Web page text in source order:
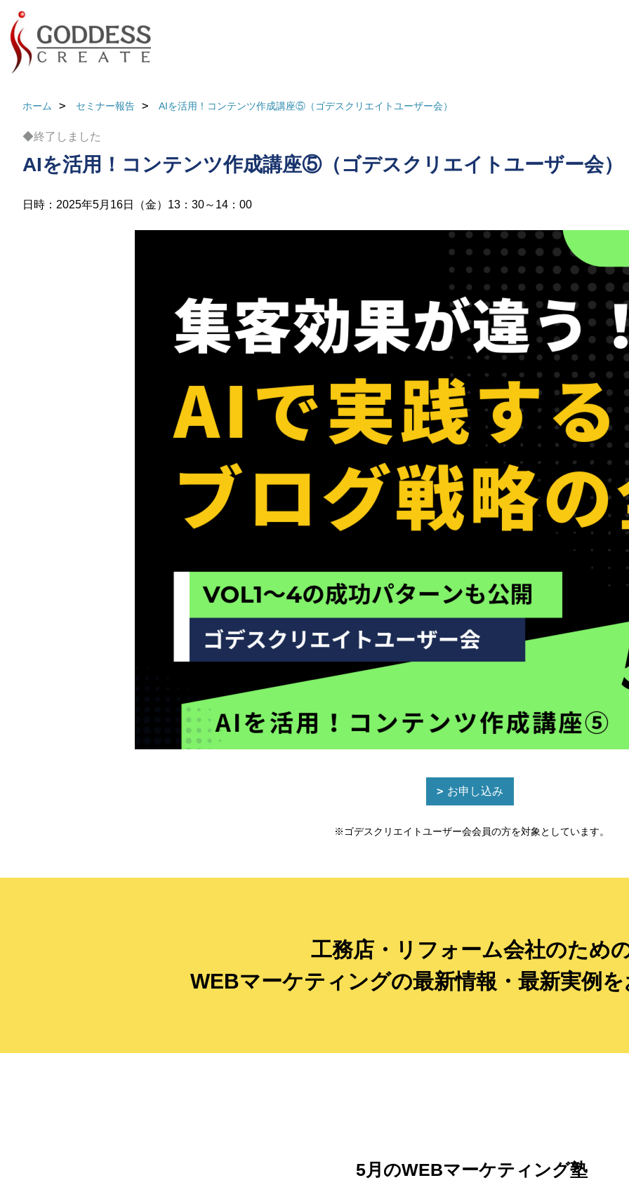
ホーム セミナー報告 AIを活用！コンテンツ作成講座⑤（ゴデスクリエイトユーザー会）
◆終了しました
AIを活用！コンテンツ作成講座⑤（ゴデスクリエイトユーザー会）
日時：2025年5月16日（金）13：30～14：00
お申し込み
※ゴデスクリエイトユーザー会会員の方を対象としています。
工務店・リフォーム会社のため
WEBマーケティングの最新情報・最新実例
5月のWEBマーケティング塾